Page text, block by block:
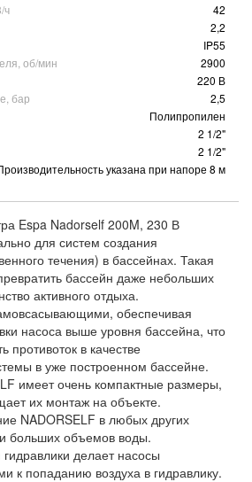
ч
42
2,2
IP55
об/мин
2900
220 В
бар
2,5
Полипропилен
2 1/2"
2 1/2"
указана при напоре 8 м
Espa Nadorself 200M, 230 В
для систем создания
течения) в бассейнах. Такая
бассейн даже небольших
активного отдыха.
обеспечивая
насоса выше уровня бассейна, что
противоток в качестве
в уже построенном бассейне.
имеет очень компактные размеры,
их монтаж на объекте.
NADORSELF в любых других
больших объемов воды.
делает насосы
к попаданию воздуха в гидравлику.